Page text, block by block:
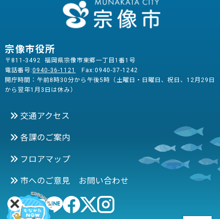
宗像市役所
〒811-3492 福岡県宗像市東郷一丁目1番1号
電話番号:0940-36-1121
Fax:0940-37-1242
開庁時間：午前8時30分から午後5時（土曜日・日曜日、祝日、12月29日
から翌年1月3日は休み）
交通アクセス
各課のご案内
フロアマップ
市へのご意見 お問い合わせ